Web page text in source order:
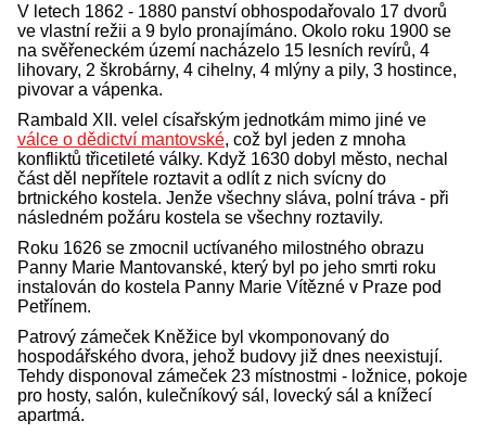
V letech 1862 - 1880 panství obhospodařovalo 17 dvorů
ve vlastní režii a 9 bylo pronajímáno. Okolo roku 1900 se
na svěřeneckém území nacházelo 15 lesních revírů, 4
lihovary, 2 škrobárny, 4 cihelny, 4 mlýny a pily, 3 hostince,
pivovar a vápenka.
Rambald XII. velel císařským jednotkám mimo jiné ve
válce o dědictví mantovské, což byl jeden z mnoha
konfliktů třicetileté války. Když 1630 dobyl město, nechal
část děl nepřítele roztavit a odlít z nich svícny do
brtnického kostela. Jenže všechny sláva, polní tráva - při
následném požáru kostela se všechny roztavily.
Roku 1626 se zmocnil uctívaného milostného obrazu
Panny Marie Mantovanské, který byl po jeho smrti roku
instalován do kostela Panny Marie Vítězné v Praze pod
Petřínem.
Patrový zámeček Kněžice byl vkomponovaný do
hospodářského dvora, jehož budovy již dnes neexistují.
Tehdy disponoval zámeček 23 místnostmi - ložnice, pokoje
pro hosty, salón, kulečníkový sál, lovecký sál a knížecí
apartmá.